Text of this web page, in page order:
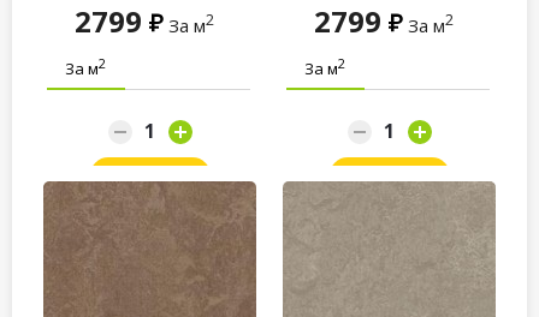
2799 За м2
За м2
2799 За м2
За м2